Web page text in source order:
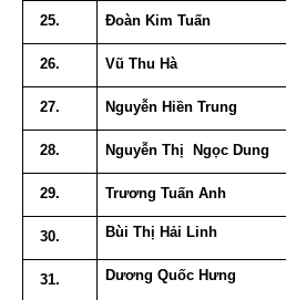
25. Đoàn Kim Tuấn
26. Vũ Thu Hà
27. Nguyễn Hiền Trung
28. Nguyễn Thị Ngọc Dung
29. Trương Tuấn Anh
30. Bùi Thị Hải Linh
31. Dương Quốc Hưng